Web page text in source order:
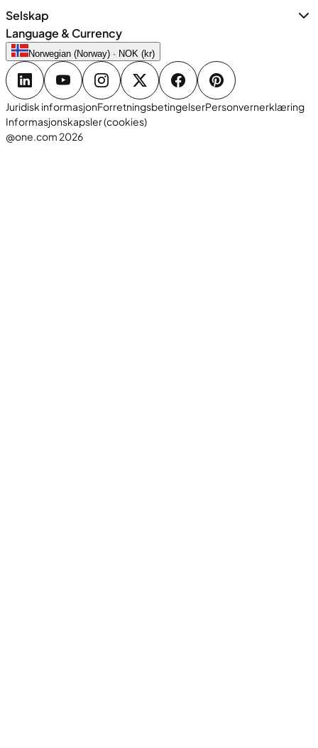
Selskap
Language & Currency
Norwegian (Norway) · NOK (kr)
Juridisk informasjonForretningsbetingelserPersonvernerklæring
Informasjonskapsler (cookies)
@one.com 2026